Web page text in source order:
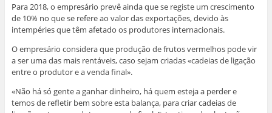
Para 2018, o empresário prevê ainda que se registe um crescimento
de 10% no que se refere ao valor das exportações, devido às
intempéries que têm afetado os produtores internacionais.
O empresário considera que produção de frutos vermelhos pode vir
a ser uma das mais rentáveis, caso sejam criadas «cadeias de ligação
entre o produtor e a venda final».
«Não há só gente a ganhar dinheiro, há quem esteja a perder e
temos de refletir bem sobre esta balança, para criar cadeias de